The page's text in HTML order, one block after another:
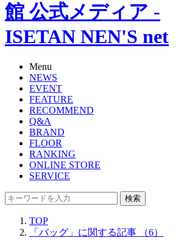
館 公式メディア -
ISETAN NEN'S net
Menu
NEWS
EVENT
FEATURE
RECOMMEND
Q&A
BRAND
FLOOR
RANKING
ONLINE STORE
SERVICE
検索
TOP
「バッグ」に関する記事 （6）